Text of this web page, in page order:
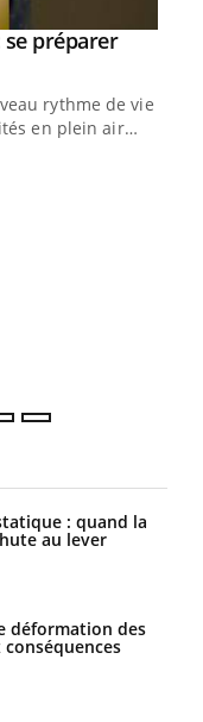
se préparer
rythme de vie !
en plein air…
: quand la
au lever
déformation des